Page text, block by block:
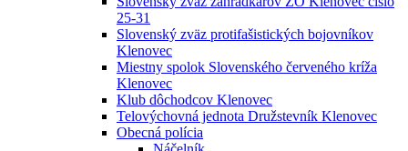
25-31
Slovenský zväz protifašistických bojovníkov
Klenovec
Miestny spolok Slovenského červeného kríža
Klenovec
Klub dôchodcov Klenovec
Telovýchovná jednota Družstevník Klenovec
Obecná polícia